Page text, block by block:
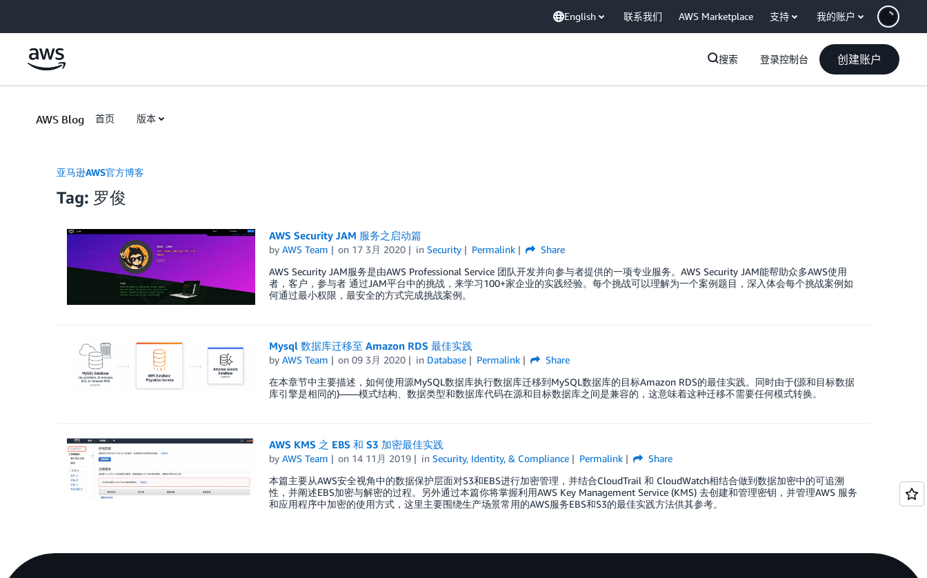
English 联系我们 AWS Marketplace 支持 我的账户
搜索 登录控制台 创建账户
AWS Blog 首页 版本
亚马逊AWS官方博客
Tag: 罗俊
AWS Security JAM 服务之启动篇
by AWS Team on 17 3月 2020 inSecurity Permalink
Share
AWS Security JAM服务是由AWS Professional Service 团队开发并向参与者提供的一项专业服务。AWS Security JAM能帮助众多AWS使用
者，客户，参与者 通过JAM平台中的挑战，来学习100+家企业的实践经验。每个挑战可以理解为一个案例题目，深入体会每个挑战案例如
何通过最小权限，最安全的方式完成挑战案例。
Mysql 数据库迁移至 Amazon RDS 最佳实践
by AWS Team on09 3月 2020 in Database Permalink
Share
在本章节中主要描述，如何使用源MySQL数据库执行数据库迁移到MySQL数据库的目标Amazon RDS的最佳实践。同时由于(源和目标数据
库引擎是相同的)——模式结构、数据类型和数据库代码在源和目标数据库之间是兼容的，这意味着这种迁移不需要任何模式转换。
AWS KMS 之 EBS 和 S3 加密最佳实践
by AWS Team on 14 11月 2019 inSecurity, Identity, & Compliance Permalink
Share
本篇主要从AWS安全视角中的数据保护层面对S3和EBS进行加密管理，并结合CloudTrail 和 CloudWatch相结合做到数据加密中的可追溯
性，并阐述EBS加密与解密的过程。另外通过本篇你将掌握利用AWS Key Management Service (KMS) 去创建和管理密钥，并管理AWS 服务
和应用程序中加密的使用方式，这里主要围绕生产场景常用的AWS服务EBS和S3的最佳实践方法供其参考。